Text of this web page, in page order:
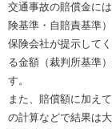
交通事故の賠償金に
険基準・自賠責基準）
保険会社が提示して
る金額（裁判所基準
す。
また、賠償額に加え
の計算などで結果は